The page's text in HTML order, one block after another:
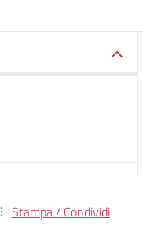
Stampa / Condividi